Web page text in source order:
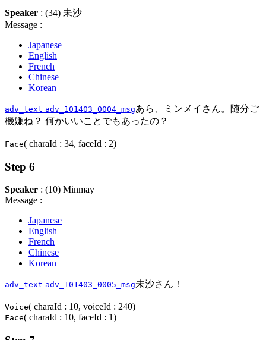
Speaker : (34) 未沙
Message :
Japanese
English
French
Chinese
Korean
adv_text adv_101403_0004_msgあら、ミンメイさん。随分ご
機嫌ね？ 何かいいことでもあったの？
Face( charaId : 34, faceId : 2)
Step 6
Speaker : (10) Minmay
Message :
Japanese
English
French
Chinese
Korean
adv_text adv_101403_0005_msg未沙さん！
Voice( charaId : 10, voiceId : 240)
Face( charaId : 10, faceId : 1)